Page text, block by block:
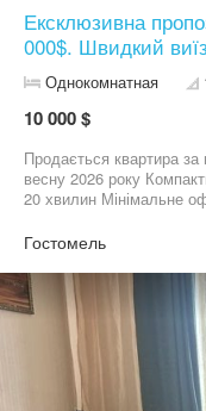
Ексклюзивна
000$. Швидкий
Однокомнатная
10 000 $
Продається квартира
весну 2026 року
20 хвилин Мінімальне
Гостомель